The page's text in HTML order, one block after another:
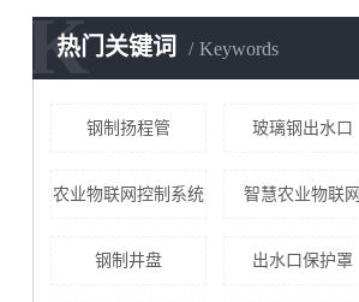
热门关键词 Keywords
K
钢制扬程管 玻璃钢出水口
农业物联网控制系统 智慧农业物联网
钢制井盘 出水口保护罩